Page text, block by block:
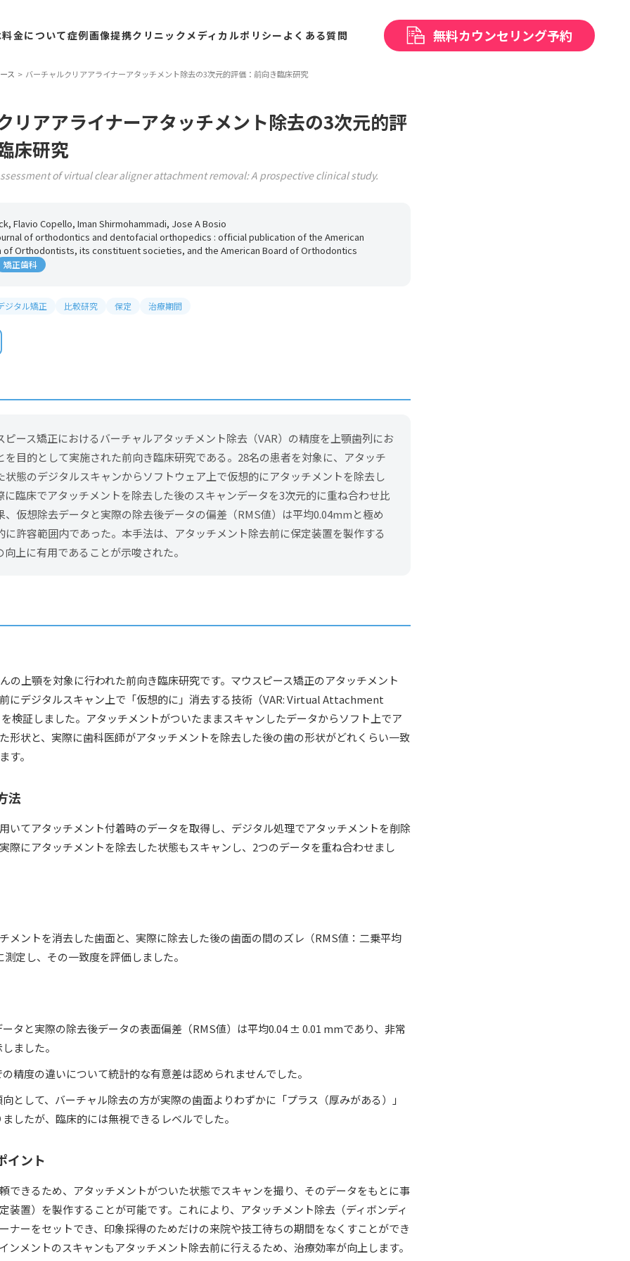
料金について症例画像提携クリニックメディカルポリシー よくある質問 無料カウンセリング予約
ス バーチャルクリアアライナーアタッチメント除去の3次元的評価：前向き臨床研究
リアアライナーアタッチメント除去の3次元的評
床研究
of virtual clear aligner attachment removal: A prospective clinical study.
Flavio Copello, Iman Shirmohammadi, Jose A Bosio
of orthodontics and dentofacial orthopedics : official publication of the American
of Orthodontists, its constituent societies, and the American Board of Orthodontics
矯正歯科
ジタル矯正 比較研究 保定 治療期間
ピース矯正におけるバーチャルアタッチメント除去（VAR）の精度を上顎歯列にお
を目的として実施された前向き臨床研究である。28名の患者を対象に、アタッチ
状態のデジタルスキャンからソフトウェア上で仮想的にアタッチメントを除去し
に臨床でアタッチメントを除去した後のスキャンデータを3次元的に重ね合わせ比
、仮想除去データと実際の除去後データの偏差（RMS値）は平均0.04mmと極め
に許容範囲内であった。本手法は、アタッチメント除去前に保定装置を製作する
上に有用であることが示唆された。
の上顎を対象に行われた前向き臨床研究です。マウスピース矯正のアタッチメント
にデジタルスキャン上で「仮想的に」消去する技術（VAR: Virtual Attachment
検証しました。アタッチメントがついたままスキャンしたデータからソフト上でア
形状と、実際に歯科医師がアタッチメントを除去した後の歯の形状がどれくらい一致
す。
法
いてアタッチメント付着時のデータを取得し、デジタル処理でアタッチメントを削除
際にアタッチメントを除去した状態もスキャンし、2つのデータを重ね合わせまし
メントを消去した歯面と、実際に除去した後の歯面の間のズレ（RMS値：二乗平均
定し、その一致度を評価しました。
タと実際の除去後データの表面偏差（RMS値）は平均0.04 ± 0.01 mmであり、非常
ました。
精度の違いについて統計的な有意差は認められませんでした。
として、バーチャル除去の方が実際の歯面よりわずかに「プラス（厚みがある）」
したが、臨床的には無視できるレベルでした。
イント
できるため、アタッチメントがついた状態でスキャンを撮り、そのデータをもとに事
装置）を製作することが可能です。これにより、アタッチメント除去（ディボンディ
ナーをセットでき、印象採得のためだけの来院や技工待ちの期間をなくすことができ
ンメントのスキャンもアタッチメント除去前に行えるため、治療効率が向上します。